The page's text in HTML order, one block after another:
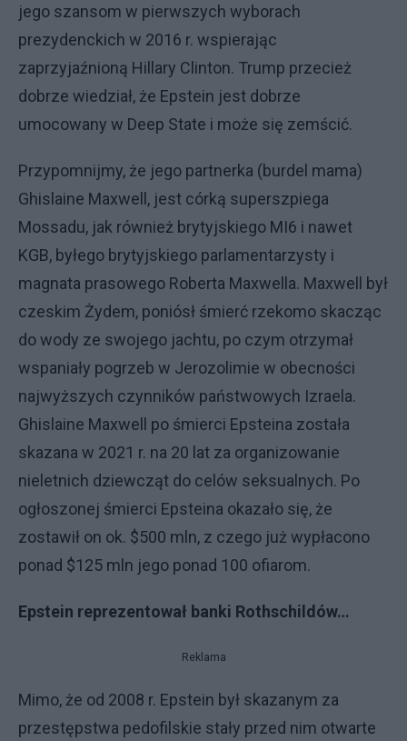
jego szansom w pierwszych wyborach
prezydenckich w 2016 r. wspierając
zaprzyjaźnioną Hillary Clinton. Trump przecież
dobrze wiedział, że Epstein jest dobrze
umocowany w Deep State i może się zemścić.
Przypomnijmy, że jego partnerka (burdel mama)
Ghislaine Maxwell, jest córką superszpiega
Mossadu, jak również brytyjskiego MI6 i nawet
KGB, byłego brytyjskiego parlamentarzysty i
magnata prasowego Roberta Maxwella. Maxwell był
czeskim Żydem, poniósł śmierć rzekomo skacząc
do wody ze swojego jachtu, po czym otrzymał
wspaniały pogrzeb w Jerozolimie w obecności
najwyższych czynników państwowych Izraela.
Ghislaine Maxwell po śmierci Epsteina została
skazana w 2021 r. na 20 lat za organizowanie
nieletnich dziewcząt do celów seksualnych. Po
ogłoszonej śmierci Epsteina okazało się, że
zostawił on ok. $500 mln, z czego już wypłacono
ponad $125 mln jego ponad 100 ofiarom.
Epstein reprezentował banki Rothschildów…
Reklama
Mimo, że od 2008 r. Epstein był skazanym za
przestępstwa pedofilskie stały przed nim otwarte